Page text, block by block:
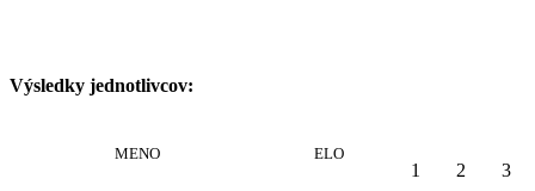
Výsledky jednotlivcov:
MENO ELO
1 2
3